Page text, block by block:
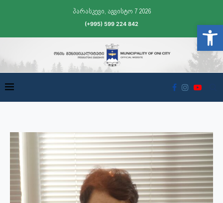
პარასკევი, აგვისტო 7 2026
(+995) 599 224 842